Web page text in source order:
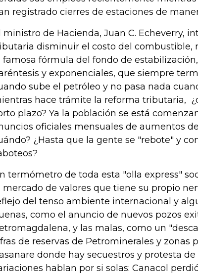
registrado cierres de estaciones de
ministro de Hacienda, Juan C. Echeverry,
disminuir el costo del combustible,
famosa fórmula del fondo de
y exponenciales, que siempre
sube el petróleo y no pasa nada
hace trámite la reforma tributaria,
plazo? Ya la población se está
oficiales mensuales de aumentos de
¿Hasta que la gente se "rebote" y
termómetro de toda esta "olla express"
mercado de valores que tiene su propio
del tenso ambiente internacional y
como el anuncio de nuevos pozos
y las malas, como un
de reservas de Petrominerales y zonas
donde hay secuestros y protesta
hablan por si solas: Canacol